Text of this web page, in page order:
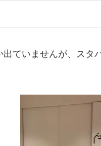
ていませんが、スタ